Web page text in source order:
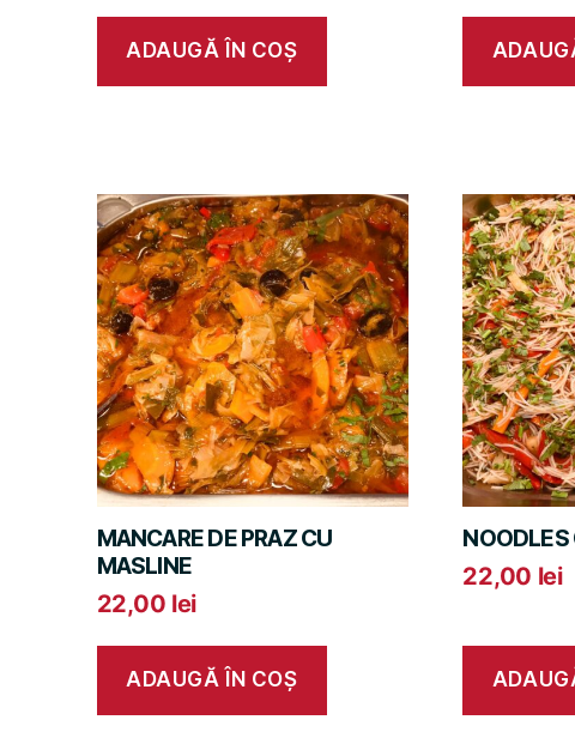
ADAUGĂ ÎN COȘ
MANCARE DE PRAZ CU
MASLINE
22,00 lei
ADAUGĂ ÎN COȘ
NOODLES
22,00 lei